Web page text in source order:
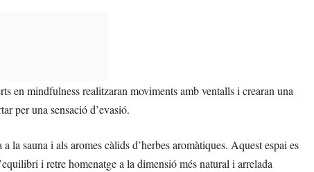
en mindfulness realitzaran moviments amb ventalls i crearan una
per una sensació d’evasió.
sauna i als aromes càlids d’herbes aromàtiques. Aquest espai es
i retre homenatge a la dimensió més natural i arrelada